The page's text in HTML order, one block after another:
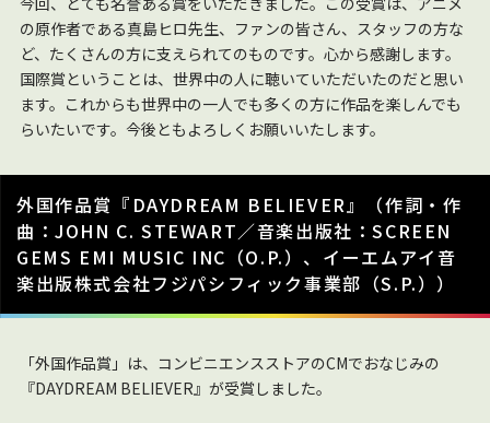
の原作者である真島ヒロ先生、ファンの皆さん、スタッフの方な
ど、たくさんの方に支えられてのものです。心から感謝します。
国際賞ということは、世界中の人に聴いていただいたのだと思い
ます。これからも世界中の一人でも多くの方に作品を楽しんでも
らいたいです。今後ともよろしくお願いいたします。
外国作品賞『DAYDREAM BELIEVER』（作詞・作
曲：JOHN C. STEWART／音楽出版社：SCREEN
GEMS EMI MUSIC INC（O.P.）、イーエムアイ音
楽出版株式会社フジパシフィック事業部（S.P.））
「外国作品賞」は、コンビニエンスストアのCMでおなじみの
『DAYDREAM BELIEVER』が受賞しました。